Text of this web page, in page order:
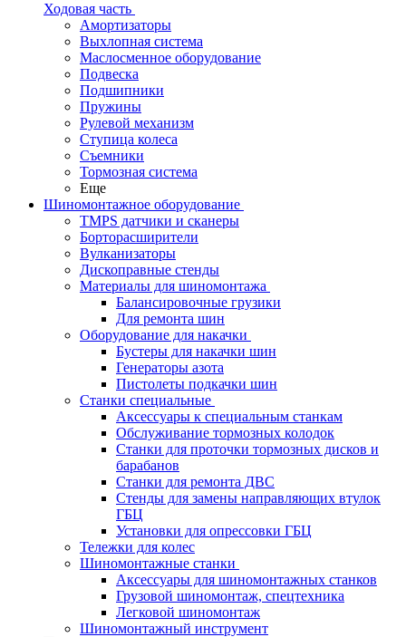
Ходовая часть
Амортизаторы
Выхлопная система
Маслосменное оборудование
Подвеска
Подшипники
Пружины
Рулевой механизм
Ступица колеса
Съемники
Тормозная система
Еще
Шиномонтажное оборудование
TMPS датчики и сканеры
Борторасширители
Вулканизаторы
Дископравные стенды
Материалы для шиномонтажа
Балансировочные грузики
Для ремонта шин
Оборудование для накачки
Бустеры для накачки шин
Генераторы азота
Пистолеты подкачки шин
Станки специальные
Аксессуары к специальным станкам
Обслуживание тормозных колодок
Станки для проточки тормозных дисков и
барабанов
Станки для ремонта ДВС
Стенды для замены направляющих втулок
ГБЦ
Установки для опрессовки ГБЦ
Тележки для колес
Шиномонтажные станки
Аксессуары для шиномонтажных станков
Грузовой шиномонтаж, спецтехника
Легковой шиномонтаж
Шиномонтажный инструмент